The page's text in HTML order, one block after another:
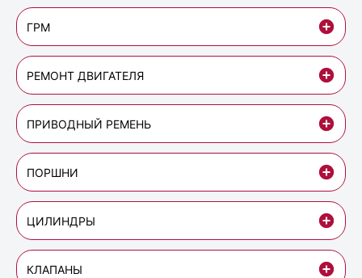
ГРМ
РЕМОНТ ДВИГАТЕЛЯ
ПРИВОДНЫЙ РЕМЕНЬ
ПОРШНИ
ЦИЛИНДРЫ
КЛАПАНЫ